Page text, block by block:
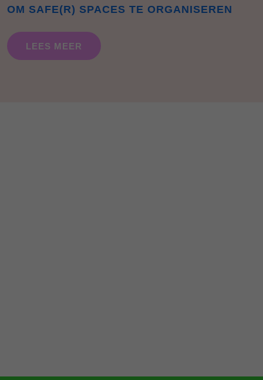
OM SAFE(R) SPACES TE ORGANISEREN
LEES MEER